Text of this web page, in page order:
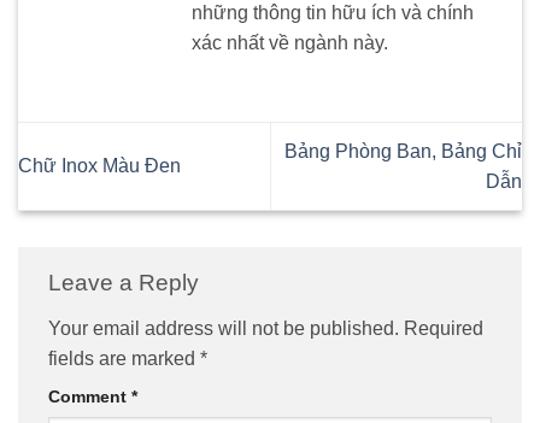
những thông tin hữu ích và chính
xác nhất về ngành này.
Chữ Inox Màu Đen
Bảng Phòng Ban, Bảng Chỉ
Dẫn
Leave a Reply
Your email address will not be published. Required
fields are marked *
Comment *